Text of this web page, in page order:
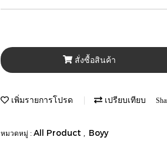
สั่งซื้อสินค้า
เพิ่มรายการโปรด เปรียบเทียบ
หมวดหมู่ : All Product Boyy